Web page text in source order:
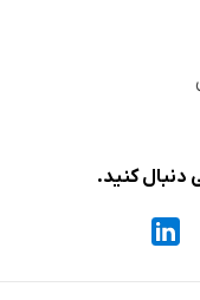
دنبال کنید.